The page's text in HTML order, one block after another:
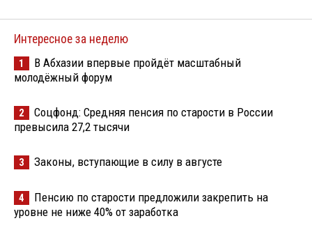
Интересное за неделю
1
В Абхазии впервые пройдёт масштабный
молодёжный форум
2
Соцфонд: Средняя пенсия по старости в России
превысила 27,2 тысячи
3 Законы, вступающие в силу в августе
4
Пенсию по старости предложили закрепить на
уровне не ниже 40% от заработка